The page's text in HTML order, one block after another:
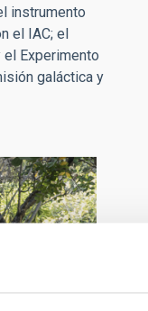
instrumento
el IAC; el
el Experimento
galáctica y